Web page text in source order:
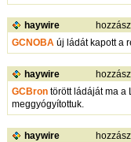
haywire
GCNOBA új ládát kapott a
haywire
GCBron törött ládáját ma a
meggyógyítottuk.
haywire